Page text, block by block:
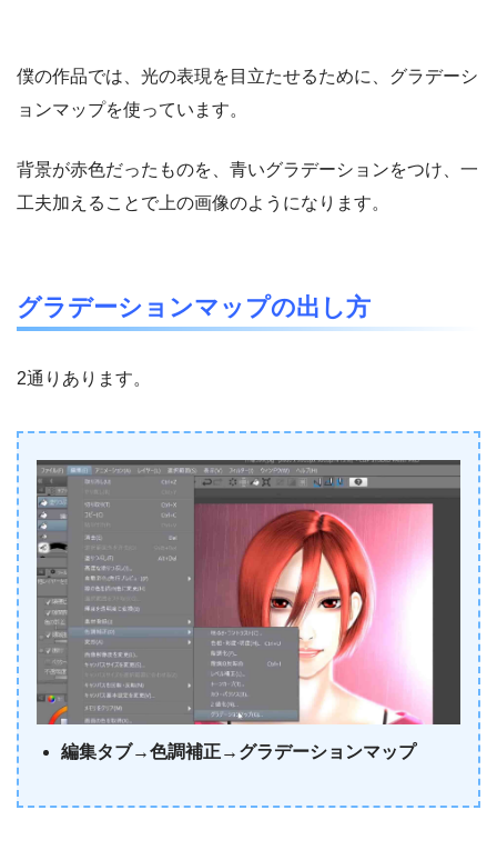
僕の作品では、光の表現を目立たせるために、グラデーシ
ョンマップを使っています。
背景が赤色だったものを、青いグラデーションをつけ、一
工夫加えることで上の画像のようになります。
グラデーションマップの出し方
2通りあります。
編集タブ→色調補正→グラデーションマップ